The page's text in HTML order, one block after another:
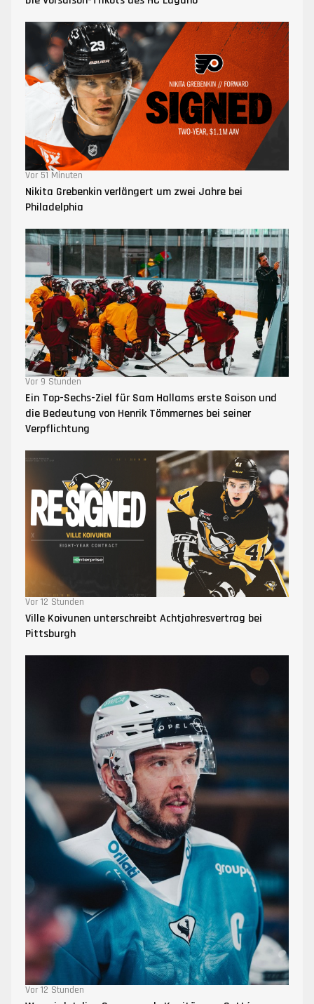
Vor 51 Minuten
Nikita Grebenkin verlängert um zwei Jahre bei
Philadelphia
Vor 9 Stunden
Ein Top-Sechs-Ziel für Sam Hallams erste Saison und
die Bedeutung von Henrik Tömmernes bei seiner
Verpflichtung
Vor 12 Stunden
Ville Koivunen unterschreibt Achtjahresvertrag bei
Pittsburgh
Vor 12 Stunden